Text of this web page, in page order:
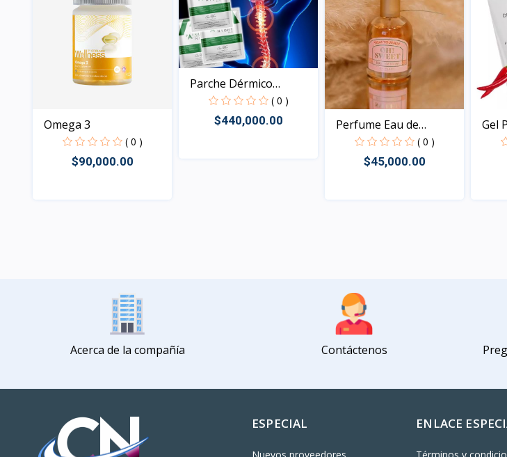
Omega 3
( 0 )
$90,000.00
Parche Dérmico
Natural,...
( 0 )
$440,000.00
Perfume Eau de
Toilette...
( 0 )
$45,000.00
Gel
Acerca de la compañía Contáctenos
ESPECIAL ENLACE